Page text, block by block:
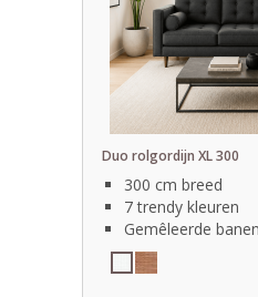
Duo rolgordijn XL 300
300 cm breed
7 trendy kleuren
Gemêleerde banen